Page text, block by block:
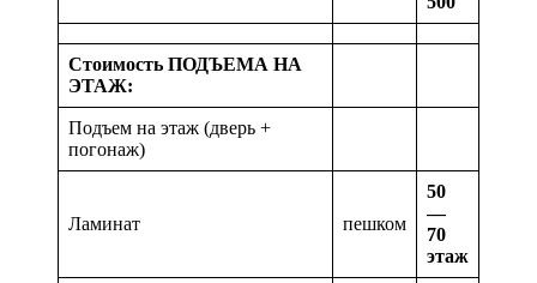
Стоимость ПОДЪЕМА НА
ЭТАЖ:
Подъем на этаж (дверь +
погонаж)
Ламинат пешком
50
—
70
этаж